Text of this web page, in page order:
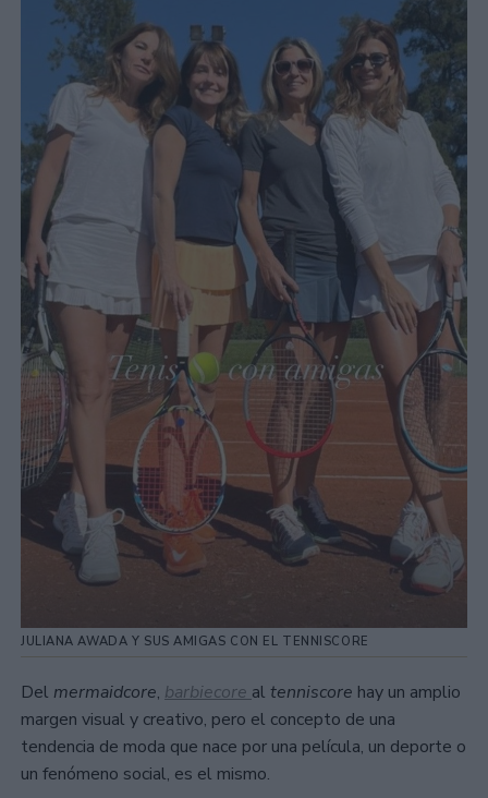
JULIANA AWADA Y SUS AMIGAS CON EL TENNISCORE
Del mermaidcore, barbiecore al tenniscore hay un amplio
margen visual y creativo, pero el concepto de una
tendencia de moda que nace por una película, un deporte o
un fenómeno social, es el mismo.